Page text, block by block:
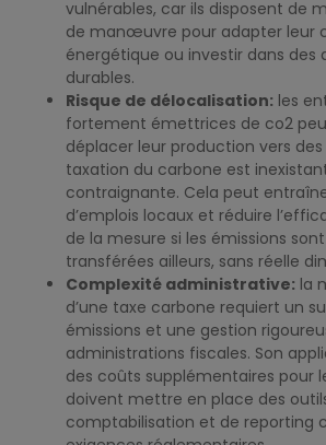
vulnérables, car ils disposent de
de manœuvre pour adapter leur
énergétique ou investir dans des
durables.
Risque de délocalisation: les
fortement émettrices de co2
déplacer leur production vers des
taxation du carbone est
contraignante. Cela peut
d’emplois locaux et réduire
de la mesure si les émissions
transférées ailleurs, sans réelle
Complexité administrative: la
d’une taxe carbone requiert un
émissions et une gestion
administrations fiscales. Son
des coûts supplémentaires pour
doivent mettre en place des
comptabilisation et de reporting